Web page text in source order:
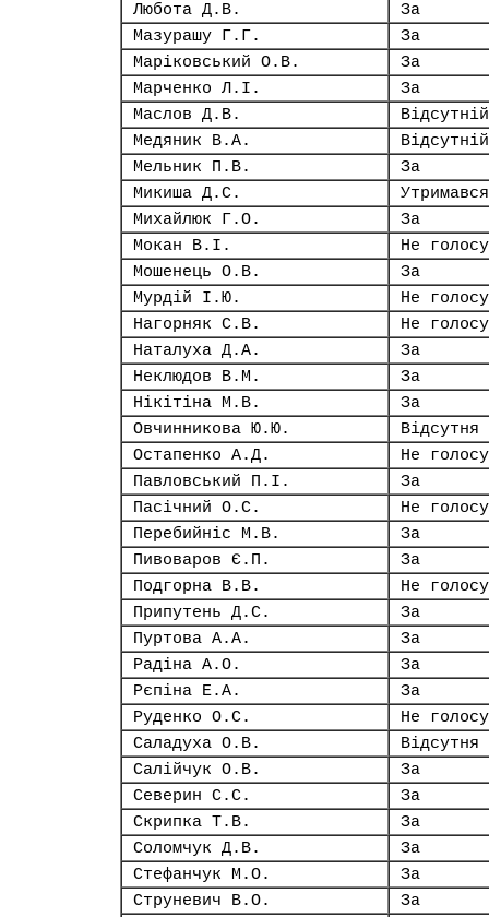
Любота Д.В.
За
Мазурашу Г.Г.
За
Маріковський О.В.
За
Марченко Л.І.
За
Маслов Д.В.
Відсутній
Медяник В.А.
Відсутній
Мельник П.В.
За
Микиша Д.С.
Утримався
Михайлюк Г.О.
За
Мокан В.І.
Не
Мошенець О.В.
За
Мурдій І.Ю.
Не
Нагорняк С.В.
Не
Наталуха Д.А.
За
Неклюдов В.М.
За
Нікітіна М.В.
За
Овчинникова Ю.Ю.
Відсутня
Остапенко А.Д.
Не
Павловський П.І.
За
Пасічний О.С.
Не
Перебийніс М.В.
За
Пивоваров Є.П.
За
Подгорна В.В.
Не
Припутень Д.С.
За
Пуртова А.А.
За
Радіна А.О.
За
Рєпіна Е.А.
За
Руденко О.С.
Не
Саладуха О.В.
Відсутня
Салійчук О.В.
За
Северин С.С.
За
Скрипка Т.В.
За
Соломчук Д.В.
За
Стефанчук М.О.
За
Струневич В.О.
За